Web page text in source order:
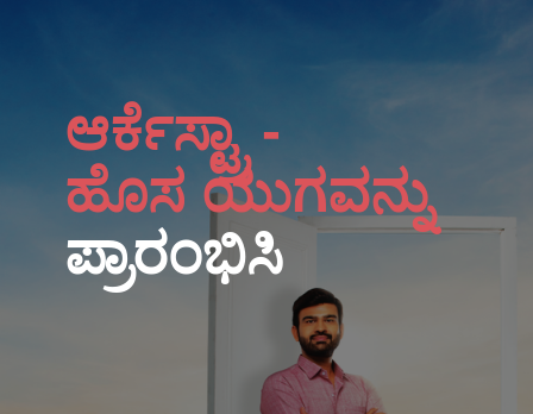
ಆರ್ಕೆಸ್ಟ್ರಾ -
ಹೊಸ ಯುಗವನ್ನು
ಪ್ರಾರಂಭಿಸಿ